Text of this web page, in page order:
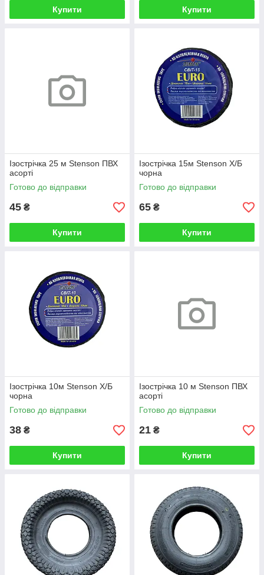
Купити Купити
Ізострічка 25 м Stenson ПВХ
асорті
Готово до відправки
45 ₴
Купити
Ізострічка 15м Stenson Х/Б
чорна
Готово до відправки
65 ₴
Купити
Ізострічка 10м Stenson Х/Б
чорна
Готово до відправки
38 ₴
Купити
Ізострічка 10 м Stenson ПВХ
асорті
Готово до відправки
21 ₴
Купити